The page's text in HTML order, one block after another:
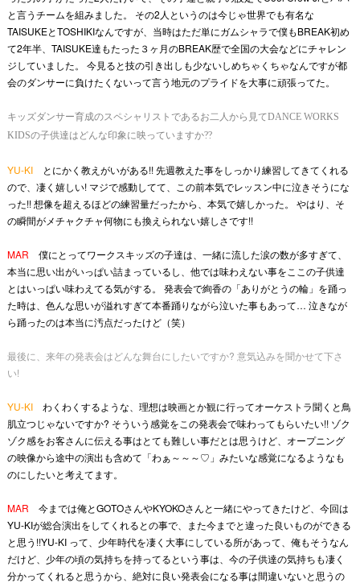
と言うチームを組みました。 その2人というのは今じゃ世界でも有名な
TAISUKEとTOSHIKIなんですが、当時はただ単にガムシャラで僕もBREAK初め
て2年半、TAISUKE達もたった３ヶ月のBREAK歴で全国の大会などにチャレン
ジしていました。 今見ると技の引き出しも少ないしめちゃくちゃなんですが都
会のダンサーに負けたくないって言う地元のプライドを大事に頑張ってた。
キッズダンサー育成のスペシャリストであるお二人から見てDANCE WORKS
KIDSの子供達はどんな印象に映っていますか??
YU-KIとにかく教えがいがある!! 先週教えた事をしっかり練習してきてくれる
ので、凄く嬉しい! マジで感動してて、この前本気でレッスン中に泣きそうにな
った!! 想像を超えるほどの練習量だったから、本気で嬉しかった。 やはり、そ
の瞬間がメチャクチャ何物にも換えられない嬉しさです!!
MAR 僕にとってワークスキッズの子達は、一緒に流した涙の数が多すぎて、
本当に思い出がいっぱい詰まっているし、他では味わえない事をここの子供達
とはいっぱい味わえてる気がする。 発表会で絢香の「ありがとうの輪」を踊っ
た時は、色んな思いが溢れすぎて本番踊りながら泣いた事もあって… 泣きなが
ら踊ったのは本当に汚点だったけど（笑）
最後に、来年の発表会はどんな舞台にしたいですか? 意気込みを聞かせて下さ
い!
YU-KIわくわくするような、理想は映画とか観に行ってオーケストラ聞くと鳥
肌立つじゃないですか? そういう感覚をこの発表会で味わってもらいたい!! ゾク
ゾク感をお客さんに伝える事はとても難しい事だとは思うけど、オープニング
の映像から途中の演出も含めて「わぁ～～～♡」みたいな感覚になるようなも
のにしたいと考えてます。
MAR 今までは俺とGOTOさんやKYOKOさんと一緒にやってきたけど、今回は
YU-KIが総合演出をしてくれるとの事で、また今までと違った良いものができる
と思う!!YU-KI って、少年時代を凄く大事にしている所があって、俺もそうなん
だけど、少年の頃の気持ちを持ってるという事は、今の子供達の気持ちも凄く
分かってくれると思うから、絶対に良い発表会になる事は間違いないと思うの